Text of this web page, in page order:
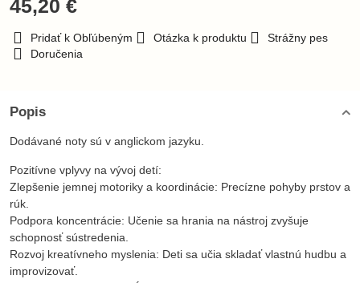
45,20 €
Pridať k Obľúbeným Otázka k produktu
Strážny pes
Doručenia
Popis
Dodávané noty sú v anglickom jazyku.
Pozitívne vplyvy na vývoj detí:
Zlepšenie jemnej motoriky a koordinácie: Precízne pohyby prstov a
rúk.
Podpora koncentrácie: Učenie sa hrania na nástroj zvyšuje
schopnosť sústredenia.
Rozvoj kreatívneho myslenia: Deti sa učia skladať vlastnú hudbu a
improvizovať.